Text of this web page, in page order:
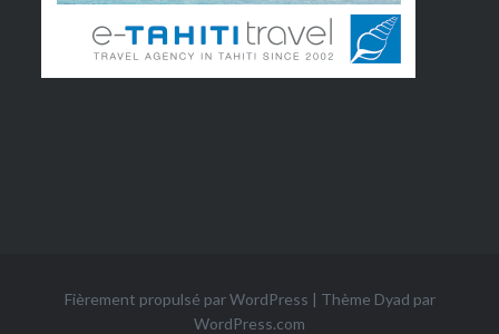
Fièrement propulsé par WordPress | Thème Dyad par
WordPress.com